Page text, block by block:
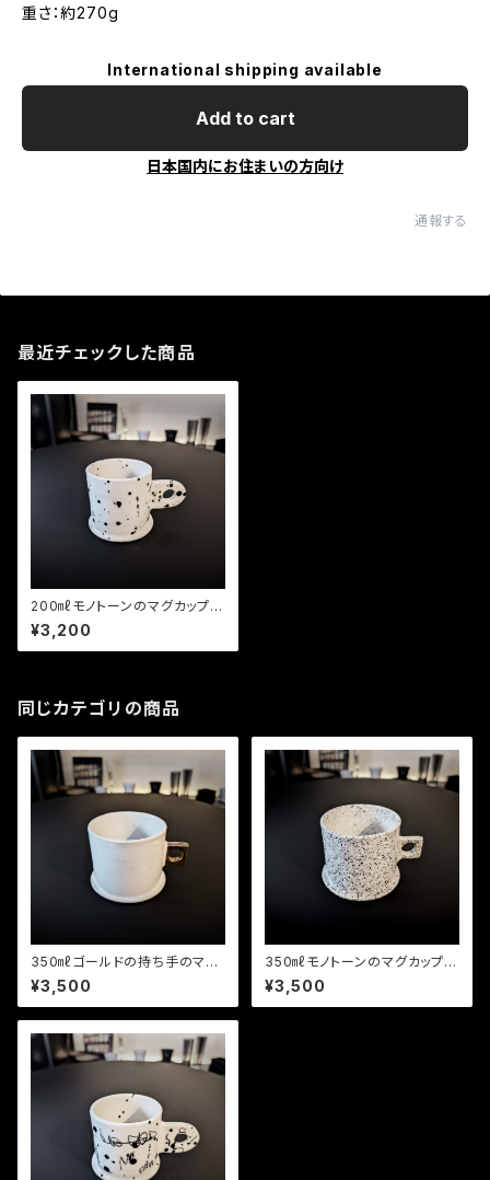
重さ：約270g
International shipping available
Add to cart
日本国内にお住まいの方向け
通報する
最近チェックした商品
200㎖モノトーンのマグカップ
（PUNK）
¥3,200
同じカテゴリの商品
350㎖ゴールドの持ち手のマグ
カップ（IKAZUCHI）
¥3,500
350㎖モノトーンのマグカップ
（Gimme）
¥3,500